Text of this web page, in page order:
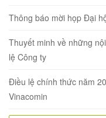
Thông báo mời họp Đại
Thuyết minh về những
lệ Công ty
Điều lệ chính thức năm
Vinacomin